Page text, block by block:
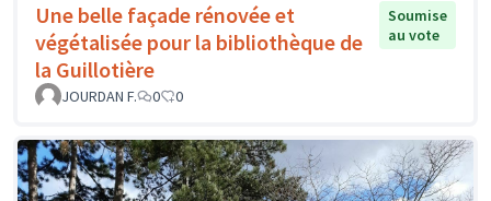
Une belle façade rénovée et
végétalisée pour la bibliothèque de
la Guillotière
Soumise
au vote
JOURDAN F. 0 0